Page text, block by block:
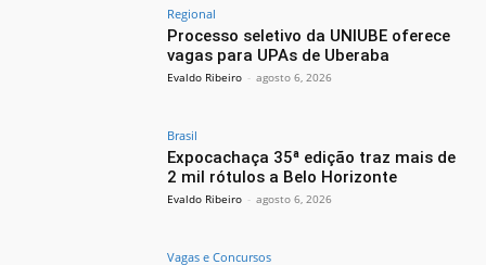
Regional
Processo seletivo da UNIUBE oferece
vagas para UPAs de Uberaba
Evaldo Ribeiro - agosto 6, 2026
Brasil
Expocachaça 35ª edição traz mais de
2 mil rótulos a Belo Horizonte
Evaldo Ribeiro - agosto 6, 2026
Vagas e Concursos